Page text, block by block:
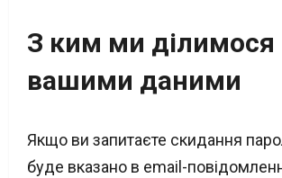
З ким ми ділимося
вашими даними
Якщо ви запитаєте скидання
буде вказано в email-